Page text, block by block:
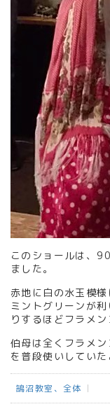
このショールは、
ました。
赤地に白の水玉模
ミントグリーンが
りするほどフラメン
伯母は全くフラメ
を普段使いしていた
鵠沼教室、全体